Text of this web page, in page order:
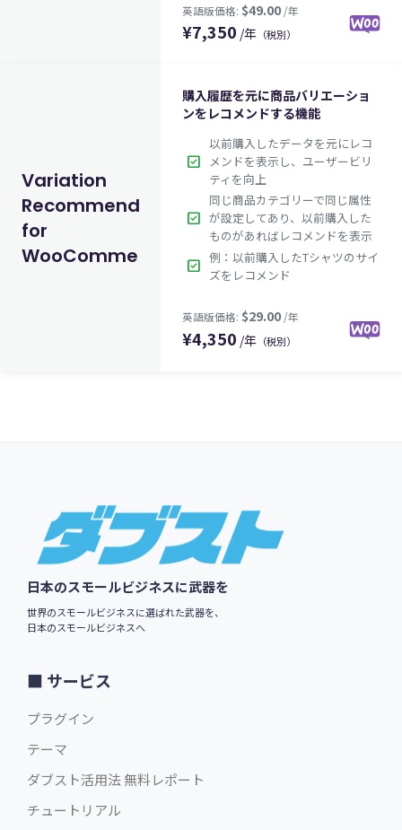
英語版価格:$49.00
英語版価格:$49.00/年
¥7,350 /年 （税別）
Variation
Recommendation
for
WooCommerce
購入履歴を元に商品バリエーショ
ンをレコメンドする機能
check_box
以前購入したデータを元にレコ
メンドを表示し、ユーザービリ
ティを向上
check_box
同じ商品カテゴリーで同じ属性
が設定してあり、以前購入した
ものがあればレコメンドを表示
check_box 例：以前購入したTシャツのサイ
ズをレコメンド
英語版価格:
¥4,350 /年 （税別）
Footer
日本のスモールビジネスに武器を
世界のスモールビジネスに選ばれた武器を、
日本のスモールビジネスへ
サービス
プラグイン
テーマ
ダブスト活用法 無料レポート
チュートリアル